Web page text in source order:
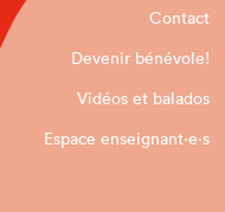
Contact
Devenir bénévole!
Vidéos et balados
Espace enseignant·e⋅s